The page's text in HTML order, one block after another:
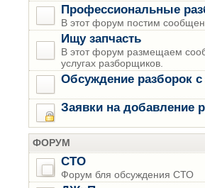
Профессиональные
В этот форум постим
Ищу запчасть
В этот форум размещаем
услугах разборщиков.
Обсуждение разборок с
Заявки на добавление
ФОРУМ
СТО
Форум бля обсуждения СТО